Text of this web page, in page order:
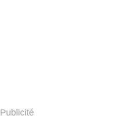
Publicité